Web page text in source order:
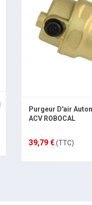
Purgeur D'air
ACV ROBOCAL
39,79 €(TTC)